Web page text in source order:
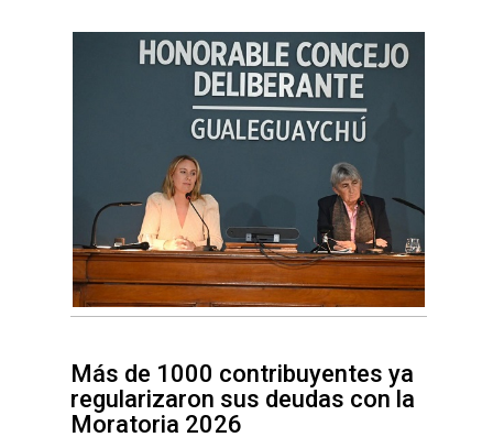
Más de 1000 contribuyentes ya
regularizaron sus deudas con la
Moratoria 2026